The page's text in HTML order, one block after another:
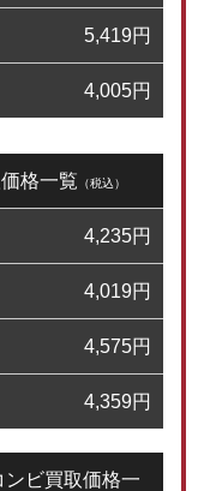
5,419円
4,005円
格一覧 （税込）
4,235円
4,019円
4,575円
4,359円
ビ買取価格一